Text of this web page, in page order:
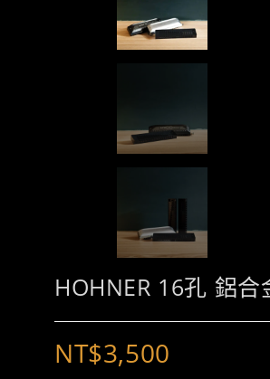
HOHNER 16孔 鋁合
NT$3,500